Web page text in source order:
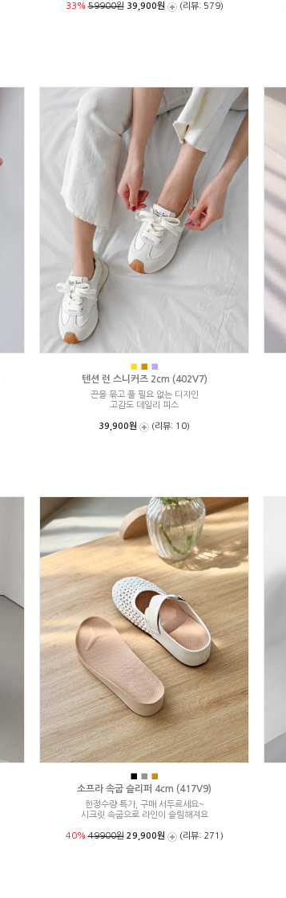
33%59900원 39,900원 (리뷰: 579)
■ ■ ■
텐션 런 스니커즈 2cm (402V7)
끈을 묶고 풀 필요 없는 디자인
고감도 데일리 피스
39,900원 (리뷰: 10)
■ ■ ■
소프라 속굽 슬리퍼 4cm (417V9)
한정수량 특가, 구매 서두르세요~
시크릿 속굽으로 라인이 슬림해져요
40%49900원 29,900원 (리뷰: 271)